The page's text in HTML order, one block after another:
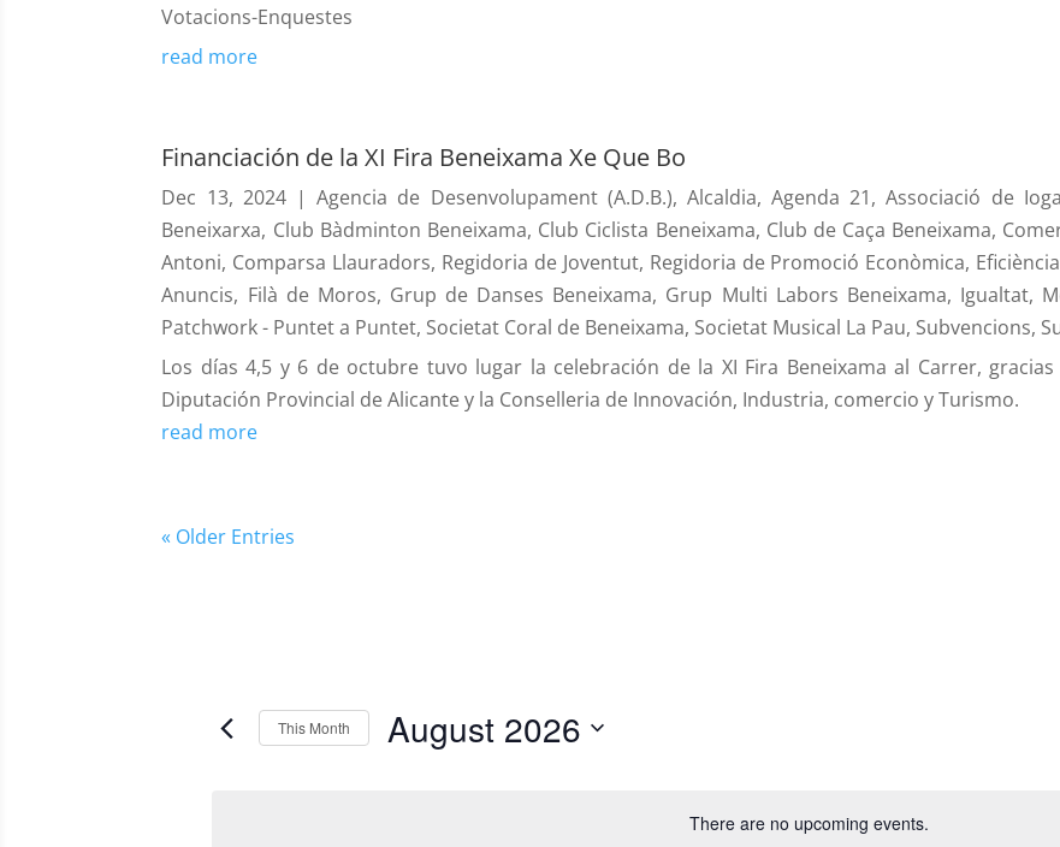
Votacions-Enquestes
read more
Financiación de la XI Fira Beneixama Xe Que Bo
Dec 13, 2024|Agencia de Desenvolupament (A.D.B.), Alcaldia,Agenda 21,Associació de
Beneixarxa, Club Bàdminton Beneixama, Club Ciclista Beneixama, Club de Caça Beneixama,
Antoni, Comparsa Llauradors, Regidoria de Joventut, Regidoria de Promoció Econòmica,
Anuncis, Filà de Moros, Grup de Danses Beneixama, Grup Multi Labors Beneixama, Igualtat,
Patchwork - Puntet a Puntet, Societat Coral de Beneixama, Societat Musical La Pau, Subvencions,
Los días 4,5 y 6 de octubre tuvo lugar la celebración de la XI Fira Beneixama al Carrer,
Diputación Provincial de Alicante y la Conselleria de Innovación, Industria, comercio y Turismo.
read more
« Older Entries
There are no upcoming events.
This Month August 2026
l